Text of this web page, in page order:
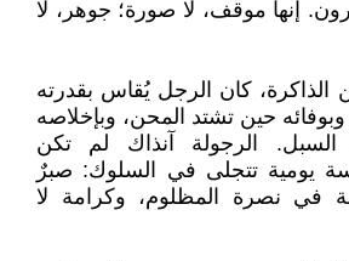
إنها موقف، لا صورة؛ جوهر، لا
كان الرجل يُقاس بقدرته
حين تشتد المحن، وبإخلاصه
الرجولة آنذاك لم تكن
يومية تتجلى في السلوك: صبرٌ
في نصرة المظلوم، وكرامة لا